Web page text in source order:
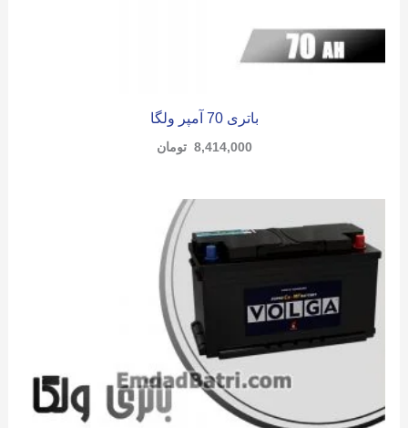
باتری 70 آمپر ولگا
8,414,000 تومان